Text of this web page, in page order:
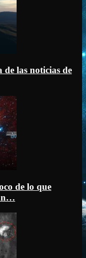
de las noticias de
de lo que